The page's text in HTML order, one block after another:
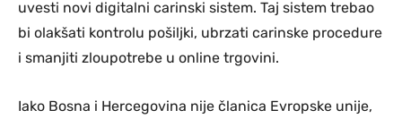
uvesti novi digitalni carinski sistem. Taj sistem trebao
bi olakšati kontrolu pošiljki, ubrzati carinske procedure
i smanjiti zloupotrebe u online trgovini.
Iako Bosna i Hercegovina nije članica Evropske unije,